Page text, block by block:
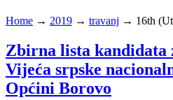
Home → 2019 → travanj → 16th
Zbirna lista kandidata
Vijeća srpske
Općini Borovo